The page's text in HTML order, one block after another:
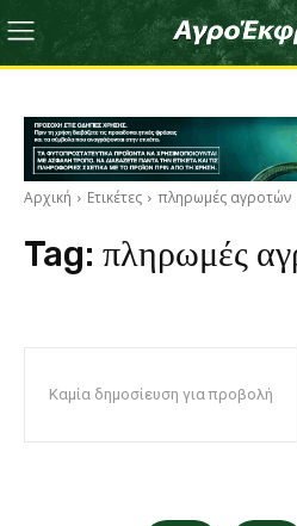
Αρχική Ετικέτες πληρωμές αγροτών
Tag: πληρωμές
Καμία δημοσίευση για προβολή